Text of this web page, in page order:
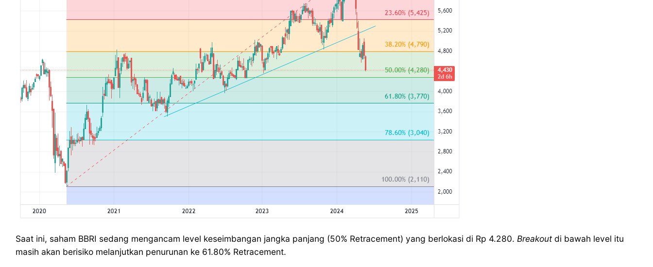
Saat ini, saham BBRI sedang mengancam level keseimbangan jangka panjang (50% Retracement) yang berlokasi di Rp 4.280. Breakout di bawah level itu
masih akan berisiko melanjutkan penurunan ke 61.80% Retracement.